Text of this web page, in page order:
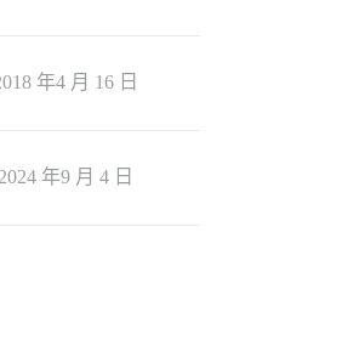
年4 月 16 日
2024 年9 月 4 日